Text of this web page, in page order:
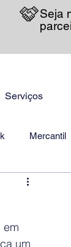
Seja
Serviços
Mercantil
em
um